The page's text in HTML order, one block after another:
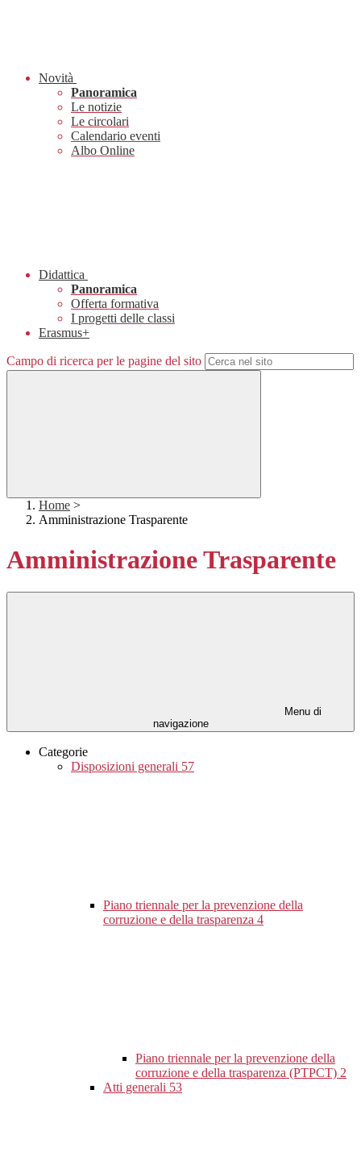
Novità
Panoramica
Le notizie
Le circolari
Calendario eventi
Albo Online
Didattica
Panoramica
Offerta formativa
I progetti delle classi
Erasmus+
Campo di ricerca per le pagine del sito
Home >
Amministrazione Trasparente
Amministrazione Trasparente
Menu di
navigazione
Categorie
Disposizioni generali 57
Piano triennale per la prevenzione della
corruzione e della trasparenza 4
Piano triennale per la prevenzione della
corruzione e della trasparenza (PTPCT) 2
Atti generali 53